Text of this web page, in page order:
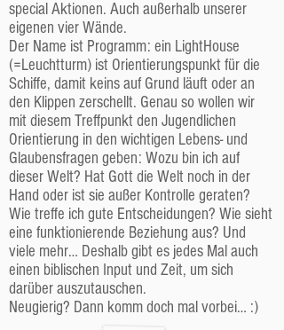
special Aktionen. Auch außerhalb unserer
eigenen vier Wände.
Der Name ist Programm: ein LightHouse
(=Leuchtturm) ist Orientierungspunkt für die
Schiffe, damit keins auf Grund läuft oder an
den Klippen zerschellt. Genau so wollen wir
mit diesem Treffpunkt den Jugendlichen
Orientierung in den wichtigen Lebens- und
Glaubensfragen geben: Wozu bin ich auf
dieser Welt? Hat Gott die Welt noch in der
Hand oder ist sie außer Kontrolle geraten?
Wie treffe ich gute Entscheidungen? Wie sieht
eine funktionierende Beziehung aus? Und
viele mehr… Deshalb gibt es jedes Mal auch
einen biblischen Input und Zeit, um sich
darüber auszutauschen.
Neugierig? Dann komm doch mal vorbei… :)